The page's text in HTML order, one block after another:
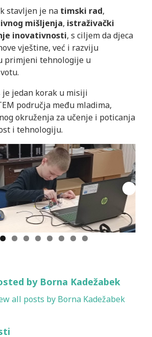
stavljen je na timski rad,
mišljenja, istraživački
inovativnosti, s ciljem da djeca
vještine, već i razviju
primjeni tehnologije u
je jedan korak u misiji
područja među mladima,
okruženja za učenje i poticanja
i tehnologiju.
by Borna Kadežabek
all posts by Borna Kadežabek